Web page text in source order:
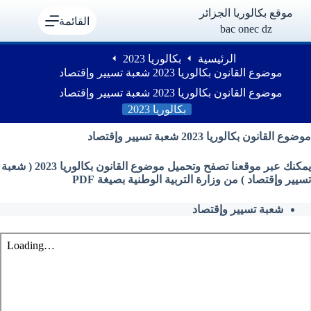
موقع بكالوريا الجزائر
bac onec dz
القائمة
الرئيسية
بكالوريا 2023
موضوع القانون بكالوريا 2023 شعبة تسيير وإقتصاد
موضوع القانون بكالوريا 2023 شعبة تسيير وإقتصاد
بكالوريا 2023
موضوع القانون بكالوريا 2023 شعبة تسيير وإقتصاد
يمكنك عبر موقعنا تصفح وتحميل موضوع القانون بكالوريا 2023 ( شعبة
تسيير وإقتصاد ) من وزارة التربية الوطنية بصيغة PDF
شعبة تسيير وإقتصاد